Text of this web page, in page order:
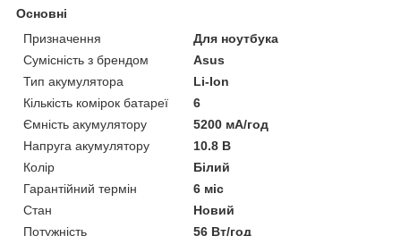
Основні
Призначення
Для ноутбука
Сумісність з брендом
Asus
Тип акумулятора
Li-Ion
Кількість комірок батареї
6
Ємність акумулятору
5200 мА/год
Напруга акумулятору
10.8 В
Колір
Білий
Гарантійний термін
6 міс
Стан
Новий
Потужність
56 Вт/год